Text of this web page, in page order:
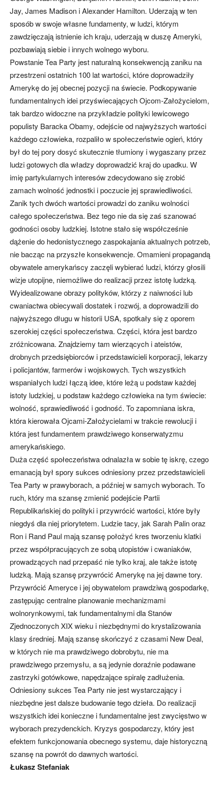
Jay, James Madison i Alexander Hamilton. Uderzają w ten
sposób w swoje własne fundamenty, w ludzi, którym
zawdzięczają istnienie ich kraju, uderzają w duszę Ameryki,
pozbawiają siebie i innych wolnego wyboru.
Powstanie Tea Party jest naturalną konsekwencją zaniku na
przestrzeni ostatnich 100 lat wartości, które doprowadziły
Amerykę do jej obecnej pozycji na świecie. Podkopywanie
fundamentalnych idei przyświecających Ojcom-Założycielom,
tak bardzo widoczne na przykładzie polityki lewicowego
populisty Baracka Obamy, odejście od najwyższych wartości
każdego człowieka, rozpaliło w społeczeństwie ogień, który
był do tej pory dosyć skutecznie tłumiony i wygaszany przez
ludzi gotowych dla władzy doprowadzić kraj do upadku. W
imię partykularnych interesów zdecydowano się zrobić
zamach wolność jednostki i poczucie jej sprawiedliwości.
Zanik tych dwóch wartości prowadzi do zaniku wolności
całego społeczeństwa. Bez tego nie da się zaś szanować
godności osoby ludzkiej. Istotne stało się współcześnie
dążenie do hedonistycznego zaspokajania aktualnych potrzeb,
nie bacząc na przyszłe konsekwencje. Omamieni propagandą
obywatele amerykańscy zaczęli wybierać ludzi, którzy głosili
wizje utopijne, niemożliwe do realizacji przez istotę ludzką.
Wyidealizowane obrazy polityków, którzy z naiwności lub
cwaniactwa obiecywali dostatek i rozwój, a doprowadzili do
najwyższego długu w historii USA, spotkały się z oporem
szerokiej części społeczeństwa. Części, która jest bardzo
zróżnicowana. Znajdziemy tam wierzących i ateistów,
drobnych przedsiębiorców i przedstawicieli korporacji, lekarzy
i policjantów, farmerów i wojskowych. Tych wszystkich
wspaniałych ludzi łączą idee, które leżą u podstaw każdej
istoty ludzkiej, u podstaw każdego człowieka na tym świecie:
wolność, sprawiedliwość i godność. To zapomniana iskra,
która kierowała Ojcami-Założycielami w trakcie rewolucji i
która jest fundamentem prawdziwego konserwatyzmu
amerykańskiego.
Duża część społeczeństwa odnalazła w sobie tę iskrę, czego
emanacją był spory sukces odniesiony przez przedstawicieli
Tea Party w prawyborach, a później w samych wyborach. To
ruch, który ma szansę zmienić podejście Partii
Republikańskiej do polityki i przywrócić wartości, które były
niegdyś dla niej priorytetem. Ludzie tacy, jak Sarah Palin oraz
Ron i Rand Paul mają szansę położyć kres tworzeniu klatki
przez współpracujących ze sobą utopistów i cwaniaków,
prowadzących nad przepaść nie tylko kraj, ale także istotę
ludzką. Mają szansę przywrócić Amerykę na jej dawne tory.
Przywrócić Ameryce i jej obywatelom prawdziwą gospodarkę,
zastępując centralne planowanie mechanizmami
wolnorynkowymi, tak fundamentalnymi dla Stanów
Zjednoczonych XIX wieku i niezbędnymi do krystalizowania
klasy średniej. Mają szansę skończyć z czasami New Deal,
w których nie ma prawdziwego dobrobytu, nie ma
prawdziwego przemysłu, a są jedynie doraźnie podawane
zastrzyki gotówkowe, napędzające spiralę zadłużenia.
Odniesiony sukces Tea Party nie jest wystarczający i
niezbędne jest dalsze budowanie tego dzieła. Do realizacji
wszystkich idei konieczne i fundamentalne jest zwycięstwo w
wyborach prezydenckich. Kryzys gospodarczy, który jest
efektem funkcjonowania obecnego systemu, daje historyczną
szansę na powrót do dawnych wartości.
Łukasz Stefaniak